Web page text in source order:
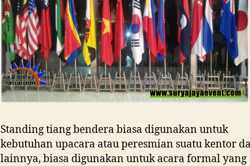
Standing tiang bendera biasa digunakan untuk
kebutuhan upacara atau peresmian suatu kentor
lainnya, biasa digunakan untuk acara formal yang